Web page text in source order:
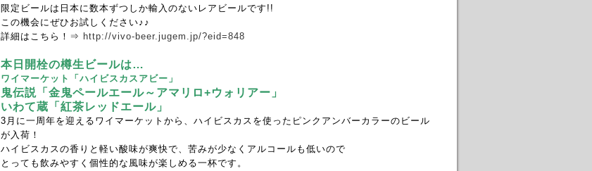
限定ビールは日本に数本ずつしか輸入のないレアビールです!!
この機会にぜひお試しください♪♪
詳細はこちら！⇒ http://vivo-beer.jugem.jp/?eid=848
本日開栓の樽生ビールは…
ワイマーケット「ハイビスカスアビー」
鬼伝説「金鬼ペールエール～アマリロ+ウォリアー」
いわて蔵「紅茶レッドエール」
3月に一周年を迎えるワイマーケットから、ハイビスカスを使ったピンクアンバーカラーのビール
が入荷！
ハイビスカスの香りと軽い酸味が爽快で、苦みが少なくアルコールも低いので
とっても飲みやすく個性的な風味が楽しめる一杯です。